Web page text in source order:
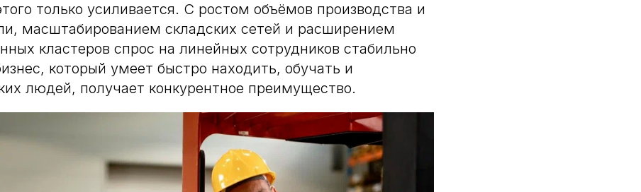
только усиливается. С ростом объёмов производства и
масштабированием складских сетей и расширением
кластеров спрос на линейных сотрудников стабильно
который умеет быстро находить, обучать и
людей, получает конкурентное преимущество.